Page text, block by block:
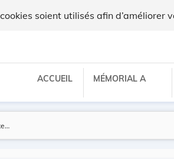
soient utilisés afin d’améliorer
ACCUEIL MÉMORIAL A